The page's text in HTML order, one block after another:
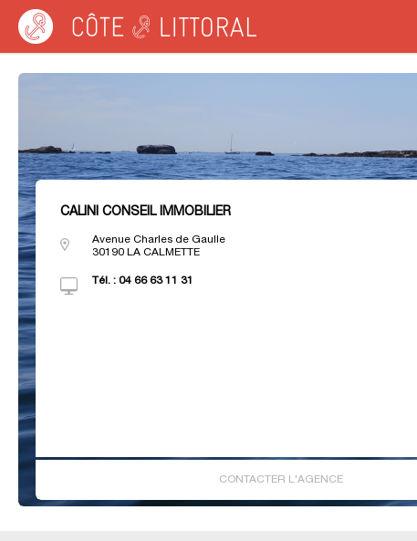
Côte & Littoral > Agences immobilières MEDITERRANEE
CALINI CONSEIL IMMOBILIER
Avenue Charles de Gaulle
30190
LA CALMETTE
Tél. : 04 66 63 11 31
CONTACTER L'AGENCE